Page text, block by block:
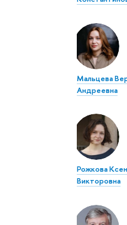
Мальцева
Андреевна
Рожкова
Викторовна